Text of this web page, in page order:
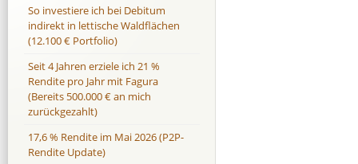
So investiere ich bei Debitum
indirekt in lettische Waldflächen
(12.100 € Portfolio)
Seit 4 Jahren erziele ich 21 %
Rendite pro Jahr mit Fagura
(Bereits 500.000 € an mich
zurückgezahlt)
17,6 % Rendite im Mai 2026 (P2P-
Rendite Update)